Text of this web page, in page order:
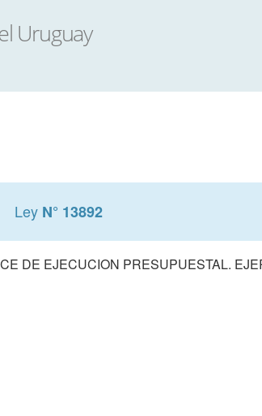
Ley N° 13892
DE EJECUCION PRESUPUESTAL.